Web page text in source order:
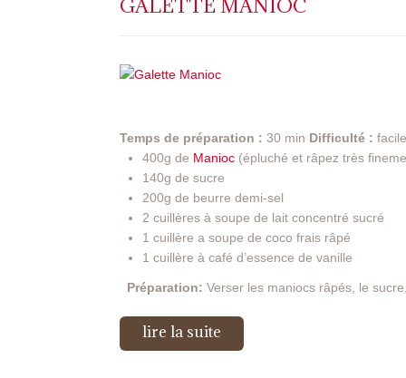
GALETTE MANIOC
Temps de préparation : 30 min Difficulté : facile
400g de Manioc (épluché et râpez très
140g de sucre
200g de beurre demi-sel
2 cuillères à soupe de lait concentré sucré
1 cuillère a soupe de coco frais râpé
1 cuillère à café d’essence de vanille
Préparation: Verser les maniocs râpés, le
lire la suite